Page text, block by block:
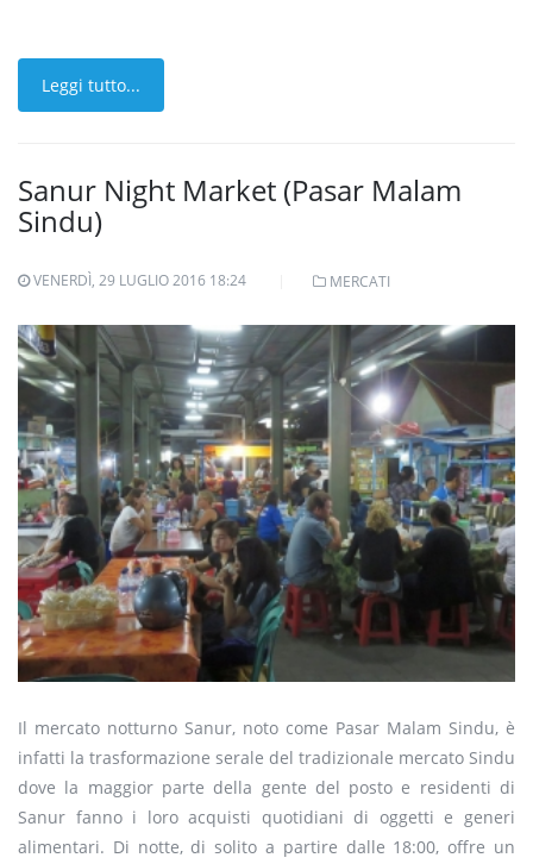
Leggi tutto...
Sanur Night Market (Pasar Malam
Sindu)
VENERDÌ, 29 LUGLIO 2016 18:24 MERCATI
Il mercato notturno Sanur, noto come Pasar Malam Sindu, è
infatti la trasformazione serale del tradizionale mercato Sindu
dove la maggior parte della gente del posto e residenti di
Sanur fanno i loro acquisti quotidiani di oggetti e generi
alimentari. Di notte, di solito a partire dalle 18:00, offre un